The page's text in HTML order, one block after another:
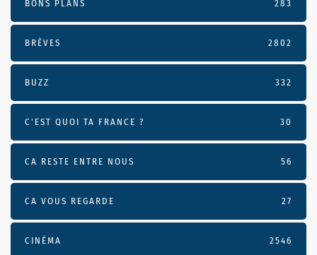
BONS PLANS 283
BRÈVES 2802
BUZZ 332
C'EST QUOI TA FRANCE ? 30
CA RESTE ENTRE NOUS 56
CA VOUS REGARDE 27
CINÉMA 2546